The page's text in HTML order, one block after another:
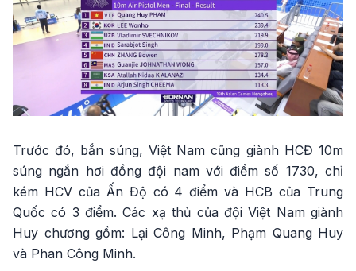
Trước đó, bắn súng, Việt Nam cũng giành HCĐ 10m
súng ngắn hơi đồng đội nam với điểm số 1730, chỉ
kém HCV của Ấn Độ có 4 điểm và HCB của Trung
Quốc có 3 điểm. Các xạ thủ của đội Việt Nam giành
Huy chương gồm: Lại Công Minh, Phạm Quang Huy
và Phan Công Minh.